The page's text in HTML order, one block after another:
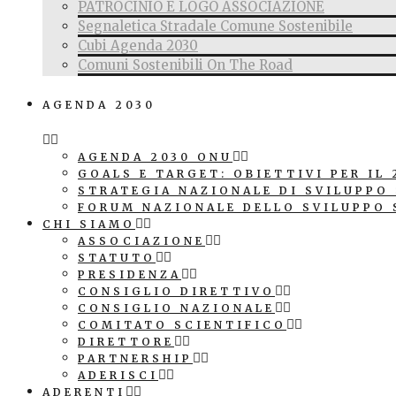
PATROCINIO E LOGO ASSOCIAZIONE
Segnaletica Stradale Comune Sostenibile
Cubi Agenda 2030
Comuni Sostenibili On The Road
AGENDA 2030
AGENDA 2030 ONU
GOALS E TARGET: OBIETTIVI PER IL
STRATEGIA NAZIONALE DI SVILUPPO
FORUM NAZIONALE DELLO SVILUPPO
CHI SIAMO
ASSOCIAZIONE
STATUTO
PRESIDENZA
CONSIGLIO DIRETTIVO
CONSIGLIO NAZIONALE
COMITATO SCIENTIFICO
DIRETTORE
PARTNERSHIP
ADERISCI
ADERENTI